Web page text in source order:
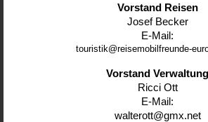
Vorstand Reisen
Josef Becker
E-Mail:
touristik@reisemobilfreunde-
Vorstand Verwaltung
Ricci Ott
E-Mail:
walterott@gmx.net